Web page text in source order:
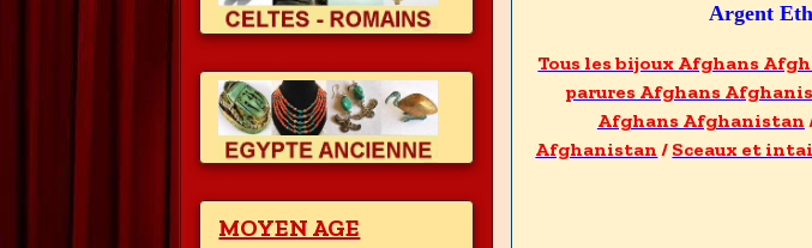
Argent
Tous les bijoux Afghans
parures Afghans
Afghans Afghanistan
Afghanistan / Sceaux et
MOYEN AGE